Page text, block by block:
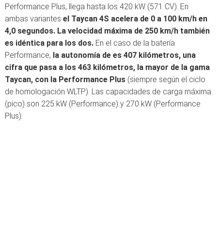
Performance Plus, llega hasta los 420 kW (571 CV). En
ambas variantes el Taycan 4S acelera de 0 a 100 km/h en
4,0 segundos. La velocidad máxima de 250 km/h también
es idéntica para los dos. En el caso de la batería
Performance, la autonomía de es 407 kilómetros, una
cifra que pasa a los 463 kilómetros, la mayor de la gama
Taycan, con la Performance Plus (siempre según el ciclo
de homologación WLTP). Las capacidades de carga máxima
(pico) son 225 kW (Performance) y 270 kW (Performance
Plus).